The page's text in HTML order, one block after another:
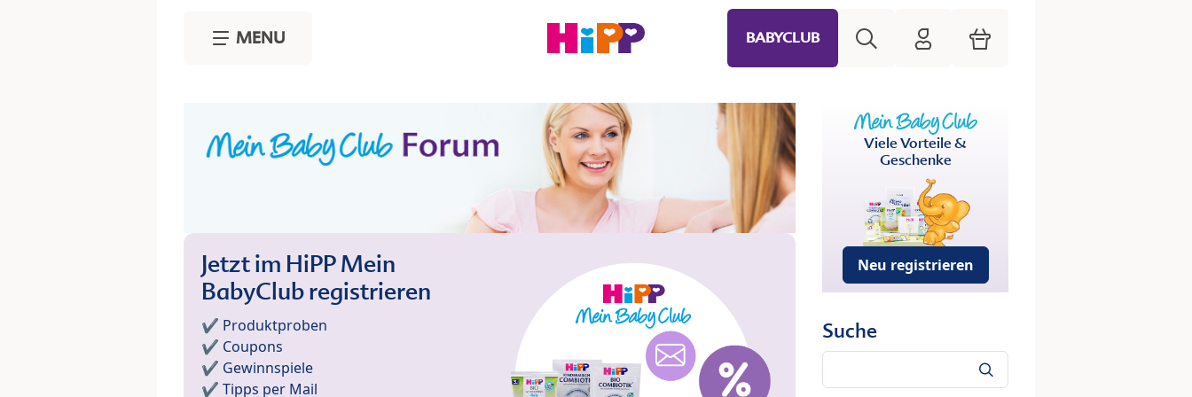
MENU BABYCLUB HiPP Mein Babyclub
Warenkorb
Jetzt im HiPP Mein
BabyClub registrieren
✔️ Produktproben
✔️ Coupons
✔️ Gewinnspiele
✔️ Tipps per Mail
Viele Vorteile &
Geschenke
Neu registrieren
Suche